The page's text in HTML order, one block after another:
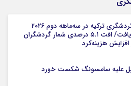
درآمد گردشگری ترکیه در سه‌ماهه دوم ۲۰۲۶
کاهش یافت/ افت ۵.۱ درصدی شمار گردشگران
افزایش هزینه‌کرد
علیه سامسونگ شکست خورد